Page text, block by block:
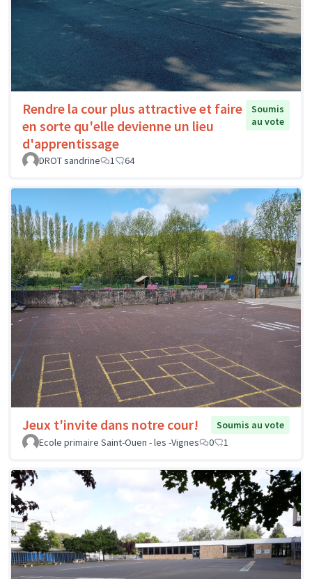
Rendre la cour plus attractive et faire
en sorte qu'elle devienne un lieu
d'apprentissage
Soumis
au vote
DROT sandrine 1 64
Jeux t'invite dans notre cour!
Soumis au vote
Ecole primaire Saint-Ouen - les -Vignes
0 1